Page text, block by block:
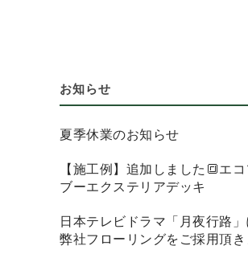
お知らせ
夏季休業のお知らせ
【施工例】追加しました🔳エ
ブーエクステリアデッキ
日本テレビドラマ「月夜行路」
弊社フローリングをご採用頂き